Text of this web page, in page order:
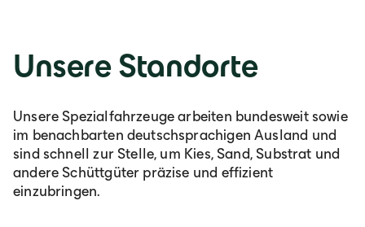
Unsere Standorte
Unsere Spezialfahrzeuge arbeiten bundesweit sowie
im benachbarten deutschsprachigen Ausland und
sind schnell zur Stelle, um Kies, Sand, Substrat und
andere Schüttgüter präzise und effizient
einzubringen.